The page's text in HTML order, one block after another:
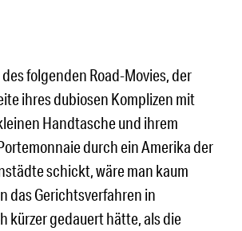
folgenden Road-Movies, der
ihres dubiosen Komplizen mit
Handtasche und ihrem
durch ein Amerika der
schickt, wäre man kaum
das Gerichtsverfahren in
kürzer gedauert hätte, als die